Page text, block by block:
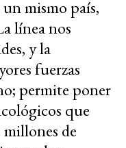
mismo país,
línea nos
y la
fuerzas
permite poner
que
de